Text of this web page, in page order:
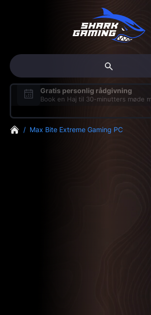
Dansk support på tlf. og chat
Tlf.77 34 27 76 ogChat
/ Max Bite Extreme Gaming PC